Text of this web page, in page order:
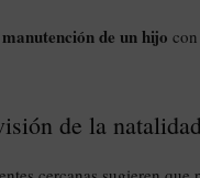
manutención de un hijo
de la